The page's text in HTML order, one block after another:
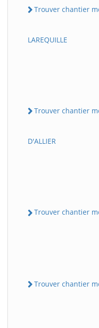
Trouver chantier
LAREQUILLE
Trouver chantier
D'ALLIER
Trouver chantier
Trouver chantier